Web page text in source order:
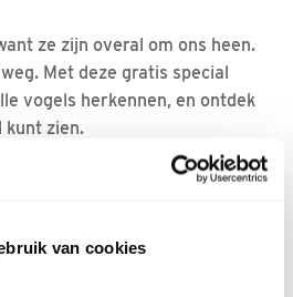
van cookies
ze zijn overal om ons heen.
Met deze gratis special
vogels herkennen, en ontdek
kunt zien.
aan en beleef de natuur op een